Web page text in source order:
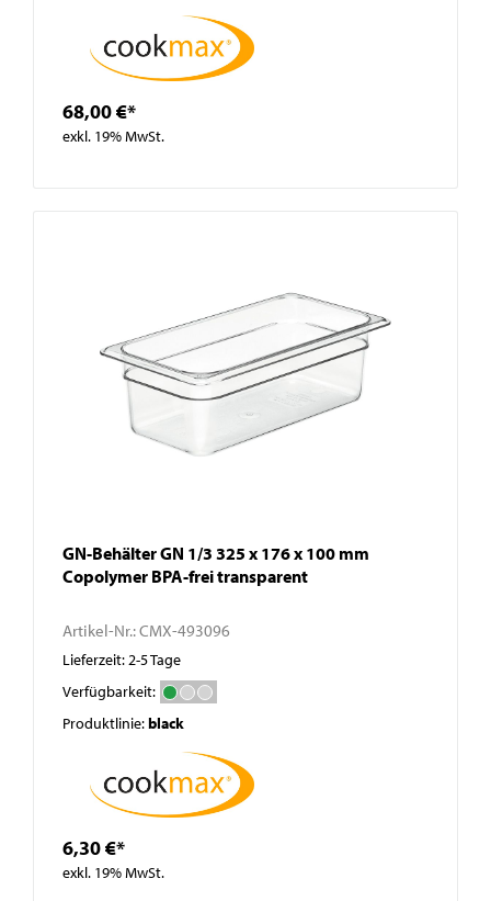
68,00 €*
exkl. 19% MwSt.
GN-Behälter GN 1/3 325 x 176 x 100 mm
Copolymer BPA-frei transparent
Artikel-Nr.:CMX-493096
Lieferzeit: 2-5 Tage
Verfügbarkeit:
Produktlinie:black
6,30 €*
exkl. 19% MwSt.